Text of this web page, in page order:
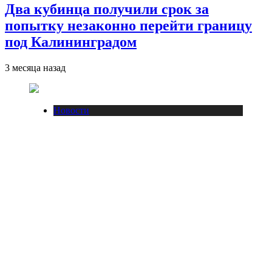
Два кубинца получили срок за
попытку незаконно перейти границу
под Калининградом
3 месяца назад
Новости